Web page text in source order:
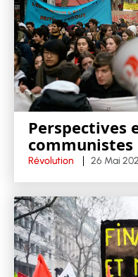
Perspectives
communistes
Révolution 26 Mai